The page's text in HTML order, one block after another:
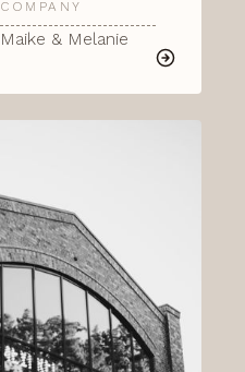
COMPANY
Maike & Melanie